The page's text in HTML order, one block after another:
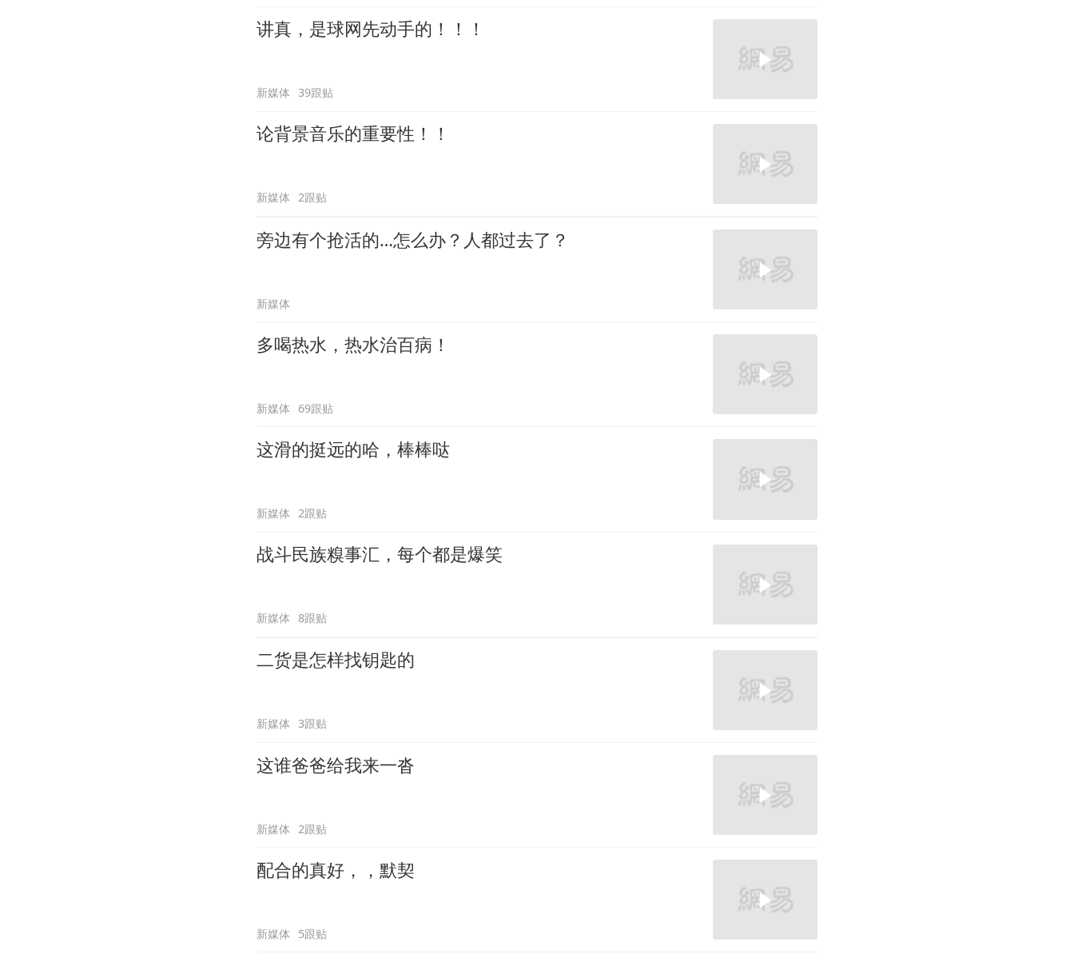
讲真，是球网先动手的！！！
新媒体 39跟贴
论背景音乐的重要性！！
新媒体 2跟贴
旁边有个抢活的…怎么办？人都过去了？
新媒体
多喝热水，热水治百病！
新媒体 69跟贴
这滑的挺远的哈，棒棒哒
新媒体 2跟贴
战斗民族糗事汇，每个都是爆笑
新媒体 8跟贴
二货是怎样找钥匙的
新媒体 3跟贴
这谁爸爸给我来一沓
新媒体 2跟贴
配合的真好，，默契
新媒体 5跟贴